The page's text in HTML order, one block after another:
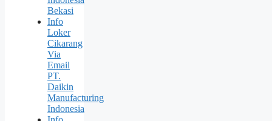
Bekasi
Info
Loker
Cikarang
Via
Email
PT.
Daikin
Manufacturing
Indonesia